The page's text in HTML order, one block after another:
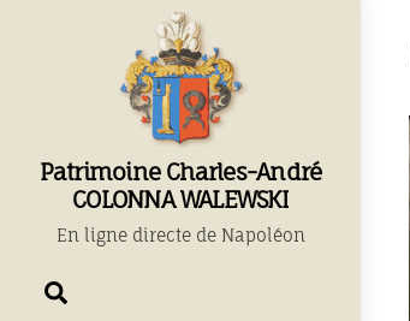
Patrimoine Charles-André
COLONNA WALEWSKI
En ligne directe de Napoléon